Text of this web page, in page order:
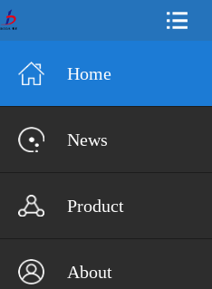
Home
News
Product
About